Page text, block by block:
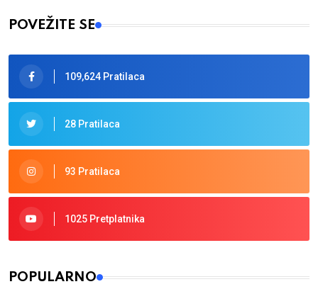
POVEŽITE SE
109,624 Pratilaca
28 Pratilaca
93 Pratilaca
1025 Pretplatnika
POPULARNO